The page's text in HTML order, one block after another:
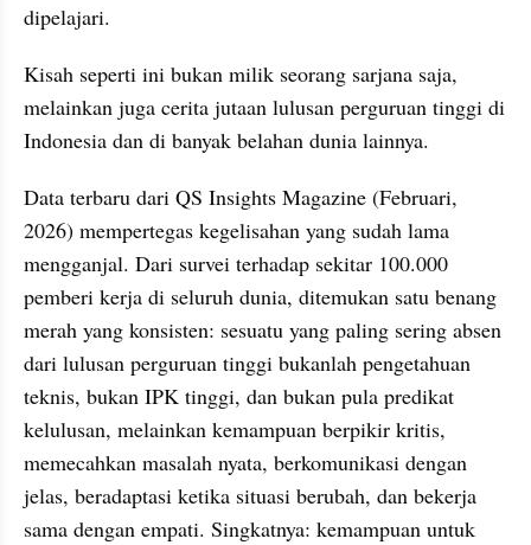
dipelajari.
Kisah seperti ini bukan milik seorang sarjana saja,
melainkan juga cerita jutaan lulusan perguruan tinggi di
Indonesia dan di banyak belahan dunia lainnya.
Data terbaru dari QS Insights Magazine (Februari,
2026) mempertegas kegelisahan yang sudah lama
mengganjal. Dari survei terhadap sekitar 100.000
pemberi kerja di seluruh dunia, ditemukan satu benang
merah yang konsisten: sesuatu yang paling sering absen
dari lulusan perguruan tinggi bukanlah pengetahuan
teknis, bukan IPK tinggi, dan bukan pula predikat
kelulusan, melainkan kemampuan berpikir kritis,
memecahkan masalah nyata, berkomunikasi dengan
jelas, beradaptasi ketika situasi berubah, dan bekerja
sama dengan empati. Singkatnya: kemampuan untuk